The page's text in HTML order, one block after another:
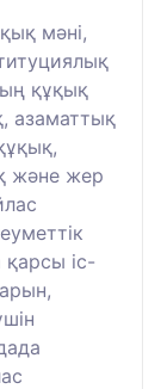
мәні,
құқық
азаматтық
және жер
іс-